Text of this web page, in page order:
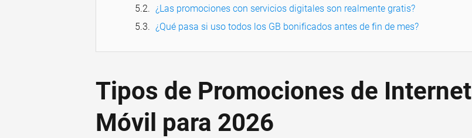
¿Las promociones con servicios digitales son realmente gratis?
¿Qué pasa si uso todos los GB bonificados antes de fin de mes?
Tipos de Promociones de Internet
Móvil para 2026